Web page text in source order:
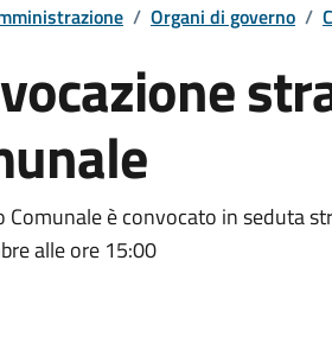
/ Organi di governo /
Comunale è convocato in seduta
alle ore 15:00